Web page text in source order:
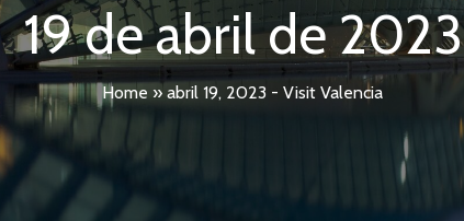
19 de abril de 2023
Home » abril 19, 2023 - Visit Valencia